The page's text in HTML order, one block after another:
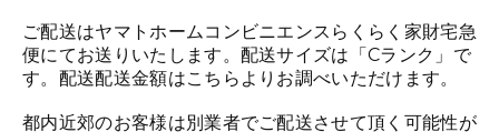
ご配送はヤマトホームコンビニエンスらくらく家財宅急
便にてお送りいたします。配送サイズは「Cランク」で
す。配送配送金額はこちら よりお調べいただけます。
都内近郊のお客様は別業者でご配送させて頂く可能性が